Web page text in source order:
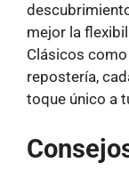
mejor la
Clásicos
repostería,
toque único a